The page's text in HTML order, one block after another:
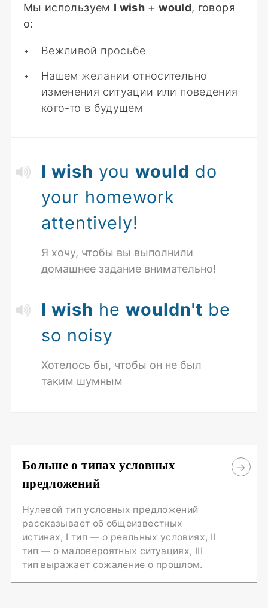
Мы используем I wish +would, говоря
о:
Вежливой просьбе
Нашем желании относительно
изменения ситуации или поведения
кого-то в будущем
I wish you would do
your homework
attentively!
Я хочу, чтобы вы выполнили
домашнее задание внимательно!
I wish he wouldn't be
so noisy
Хотелось бы, чтобы он не был
таким шумным
Больше о типах условных
предложений
Нулевой тип условных предложений
рассказывает об общеизвестных
истинах, I тип — о реальных условиях, II
тип — о маловероятных ситуациях, III
тип выражает сожаление о прошлом.